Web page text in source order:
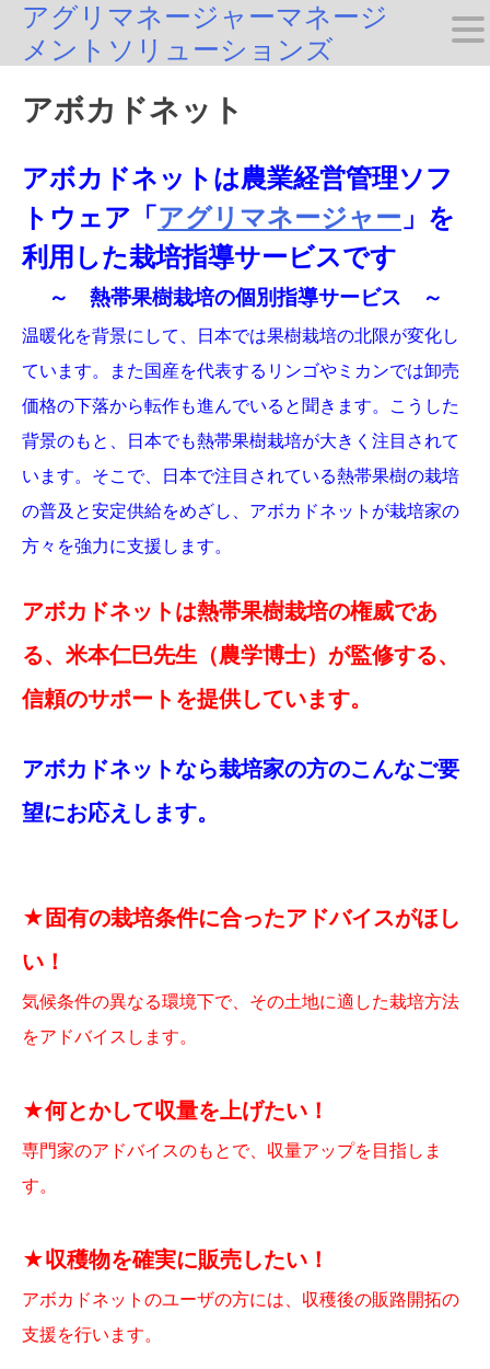
Skipアグリマネージャーマネージ
メントソリューションズ
アボカドネット
アボカドネットは農業経営管理ソフ
トウェア「アグリマネージャー 」を
利用した栽培指導サービスです
～ 熱帯果樹栽培の個別指導サービス ～
温暖化を背景にして、日本では果樹栽培の北限が変化し
ています。また国産を代表するリンゴやミカンでは卸売
価格の下落から転作も進んでいると聞きます。こうした
背景のもと、日本でも熱帯果樹栽培が大きく注目されて
います。そこで、日本で注目されている熱帯果樹の栽培
の普及と安定供給をめざし、アボカドネットが栽培家の
方々を強力に支援します。
アボカドネットは熱帯果樹栽培の権威であ
る、米本仁巳先生（農学博士）が監修する、
信頼のサポートを提供しています。
アボカドネットなら栽培家の方のこんなご要
望にお応えします。
★固有の栽培条件に合ったアドバイスがほし
い！
気候条件の異なる環境下で、その土地に適した栽培方法
をアドバイスします。
★何とかして収量を上げたい！
専門家のアドバイスのもとで、収量アップを目指しま
す。
★収穫物を確実に販売したい！
アボカドネットのユーザの方には、収穫後の販路開拓の
支援を行います。